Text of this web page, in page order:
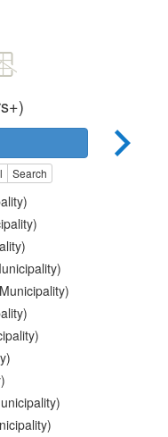
Search